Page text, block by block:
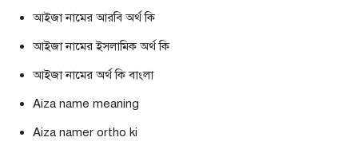
আইজা নামের আরবি অর্থ কি
আইজা নামের ইসলামিক অর্থ কি
আইজা নামের অর্থ কি বাংলা
Aiza name meaning
Aiza namer ortho ki